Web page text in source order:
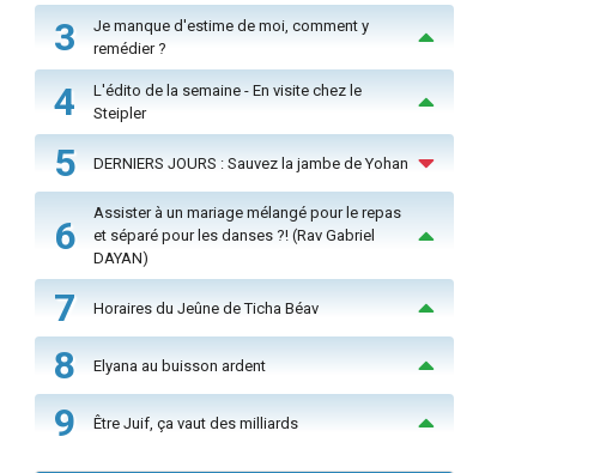
3
Je manque d'estime de moi, comment y
remédier ?
4
L'édito de la semaine - En visite chez le
Steipler
5 DERNIERS JOURS : Sauvez la jambe de Yohan
6
Assister à un mariage mélangé pour le repas
et séparé pour les danses ?! (Rav Gabriel
DAYAN)
7 Horaires du Jeûne de Ticha Béav
8 Elyana au buisson ardent
9 Être Juif, ça vaut des milliards